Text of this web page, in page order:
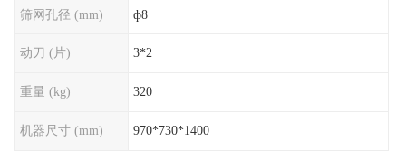
筛网孔径 (mm) ф8
动刀 (片) 3*2
重量 (kg) 320
机器尺寸 (mm) 970*730*1400